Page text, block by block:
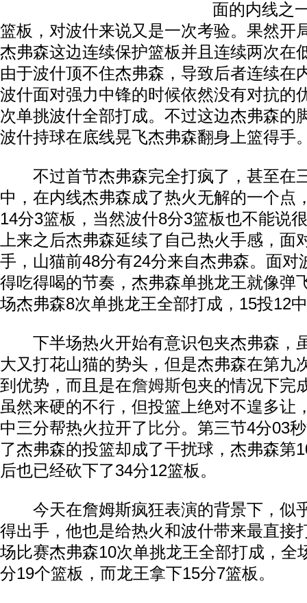
面的内线之
篮板，对波什来说又是一次考验。果然开
杰弗森这边连续保护篮板并且连续两次在
由于波什顶不住杰弗森，导致后者连续在
波什面对强力中锋的时候依然没有对抗的
次单挑波什全部打成。不过这边杰弗森的
波什持球在底线晃飞杰弗森翻身上篮得手
不过首节杰弗森完全打疯了，甚至在
中，在内线杰弗森成了热火无解的一个点
14分3篮板，当然波什8分3篮板也不能说
上来之后杰弗森延续了自己热火手感，面
手，山猫前48分有24分来自杰弗森。面对
得吃得喝的节奏，杰弗森单挑龙王就像弹
场杰弗森8次单挑龙王全部打成，15投12
下半场热火开始有意识包夹杰弗森，
大又打花山猫的势头，但是杰弗森在第九
到优势，而且是在詹姆斯包夹的情况下完
虽然来硬的不行，但投篮上绝对不遑多让
中三分帮热火拉开了 比分。第三节4分03
了杰弗森的投篮却成了干扰球，杰弗森第
后也已经砍下了34分12篮板。
今天在詹姆斯疯狂表演的背景下，似
得出手，他也是给热火和波什带来最直接
场比赛杰弗森10次单挑龙王全部打成，全
分19个篮板，而龙王拿下15分7篮板。